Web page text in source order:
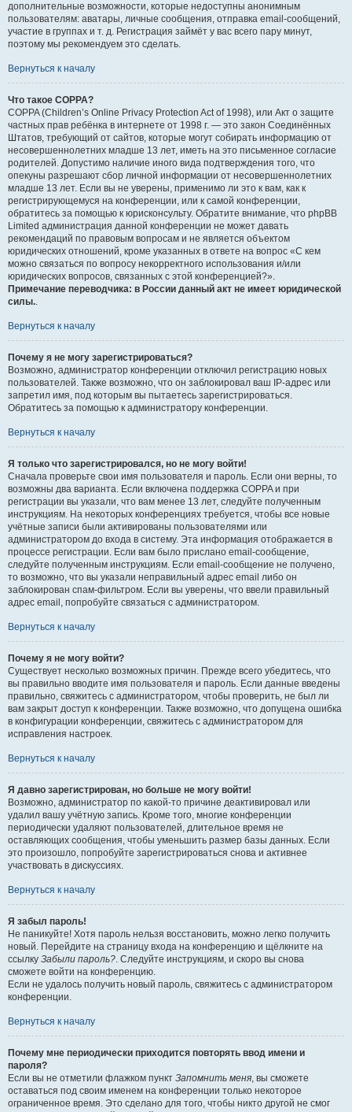
дополнительные возможности, которые недоступны анонимным
пользователям: аватары, личные сообщения, отправка email-сообщений,
участие в группах и т. д. Регистрация займёт у вас всего пару минут,
поэтому мы рекомендуем это сделать.
Вернуться к началу
Что такое COPPA?
COPPA (Children’s Online Privacy Protection Act of 1998), или Акт о защите
частных прав ребёнка в интернете от 1998 г. — это закон Соединённых
Штатов, требующий от сайтов, которые могут собирать информацию от
несовершеннолетних младше 13 лет, иметь на это письменное согласие
родителей. Допустимо наличие иного вида подтверждения того, что
опекуны разрешают сбор личной информации от несовершеннолетних
младше 13 лет. Если вы не уверены, применимо ли это к вам, как к
регистрирующемуся на конференции, или к самой конференции,
обратитесь за помощью к юрисконсульту. Обратите внимание, что phpBB
Limited администрация данной конференции не может давать
рекомендаций по правовым вопросам и не является объектом
юридических отношений, кроме указанных в ответе на вопрос «С кем
можно связаться по вопросу некорректного использования и/или
юридических вопросов, связанных с этой конференцией?».
Примечание переводчика: в России данный акт не имеет юридической
силы..
Вернуться к началу
Почему я не могу зарегистрироваться?
Возможно, администратор конференции отключил регистрацию новых
пользователей. Также возможно, что он заблокировал ваш IP-адрес или
запретил имя, под которым вы пытаетесь зарегистрироваться.
Обратитесь за помощью к администратору конференции.
Вернуться к началу
Я только что зарегистрировался, но не могу войти!
Сначала проверьте свои имя пользователя и пароль. Если они верны, то
возможны два варианта. Если включена поддержка COPPA и при
регистрации вы указали, что вам менее 13 лет, следуйте полученным
инструкциям. На некоторых конференциях требуется, чтобы все новые
учётные записи были активированы пользователями или
администратором до входа в систему. Эта информация отображается в
процессе регистрации. Если вам было прислано email-сообщение,
следуйте полученным инструкциям. Если email-сообщение не получено,
то возможно, что вы указали неправильный адрес email либо он
заблокирован спам-фильтром. Если вы уверены, что ввели правильный
адрес email, попробуйте связаться с администратором.
Вернуться к началу
Почему я не могу войти?
Существует несколько возможных причин. Прежде всего убедитесь, что
вы правильно вводите имя пользователя и пароль. Если данные введены
правильно, свяжитесь с администратором, чтобы проверить, не был ли
вам закрыт доступ к конференции. Также возможно, что допущена ошибка
в конфигурации конференции, свяжитесь с администратором для
исправления настроек.
Вернуться к началу
Я давно зарегистрирован, но больше не могу войти!
Возможно, администратор по какой-то причине деактивировал или
удалил вашу учётную запись. Кроме того, многие конференции
периодически удаляют пользователей, длительное время не
оставляющих сообщения, чтобы уменьшить размер базы данных. Если
это произошло, попробуйте зарегистрироваться снова и активнее
участвовать в дискуссиях.
Вернуться к началу
Я забыл пароль!
Не паникуйте! Хотя пароль нельзя восстановить, можно легко получить
новый. Перейдите на страницу входа на конференцию и щёлкните на
ссылку Забыли пароль?. Следуйте инструкциям, и скоро вы снова
сможете войти на конференцию.
Если не удалось получить новый пароль, свяжитесь с администратором
конференции.
Вернуться к началу
Почему мне периодически приходится повторять ввод имени и
пароля?
Если вы не отметили флажком пункт Запомнить меня, вы сможете
оставаться под своим именем на конференции только некоторое
ограниченное время. Это сделано для того, чтобы никто другой не смог